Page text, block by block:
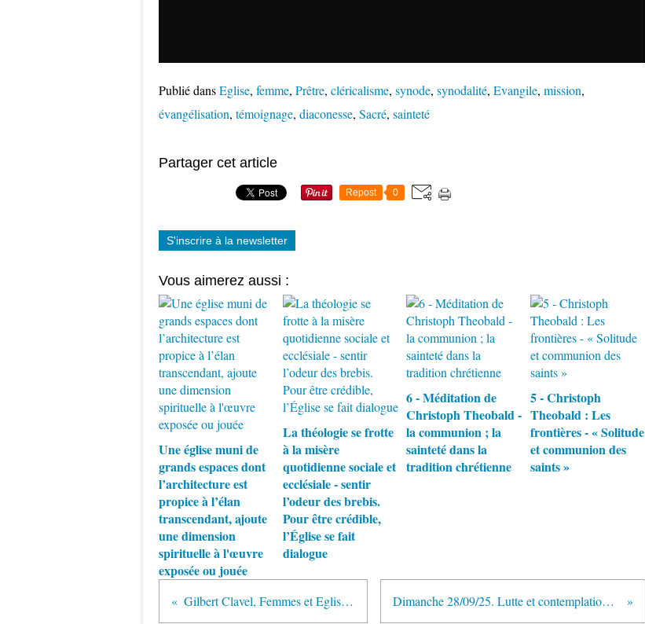
Publié dansEglise, femme, Prêtre, cléricalisme, synode, synodalité, Evangile, mission,
évangélisation, témoignage, diaconesse, Sacré, sainteté
Partager cet article
Repost 0
S'inscrire à la newsletter
Vous aimerez aussi :
Une église muni de
grands espaces dont
l’architecture est
propice à l’élan
transcendant, ajoute
une dimension
spirituelle à l'œuvre
exposée ou jouée
La théologie se frotte
à la misère
quotidienne sociale et
ecclésiale - sentir
l’odeur des brebis.
Pour être crédible,
l’Église se fait
dialogue
6 - Méditation de
Christoph Theobald -
la communion ; la
sainteté dans la
tradition chrétienne
5 - Christoph
Theobald : Les
frontières - « Solitude
et communion des
saints »
Gilbert Clavel, Femmes et Eglise, sortir des malentendus de l'Histoire : l'exclusions des femmes du sacré Dimanche 28/09/25. Lutte et contemplation se joint à d’autres pour plus de vérité en faveur du climat et de la justice envers tous et toutes